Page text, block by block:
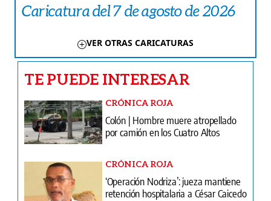
Caricatura del 7 de agosto de 2026
VER OTRAS CARICATURAS
TE PUEDE INTERESAR
CRÓNICA ROJA
Colón | Hombre muere atropellado
por camión en los Cuatro Altos
CRÓNICA ROJA
‘Operación Nodriza’: jueza mantiene
retención hospitalaria a César Caicedo